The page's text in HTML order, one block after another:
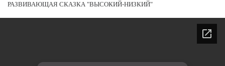
РАЗВИВАЮЩАЯ СКАЗКА "ВЫСОКИЙ-НИЗКИЙ"